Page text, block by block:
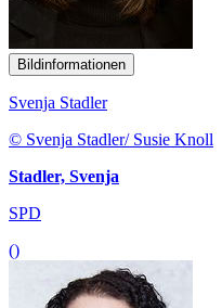
Bildinformationen
Svenja Stadler
© Svenja Stadler/ Susie Knoll
Stadler, Svenja
SPD
()